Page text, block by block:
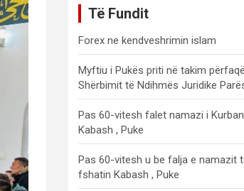
Të Fundit
Forex ne kendveshrimin islam
Myftiu i Pukës priti në takim
Shërbimit të Ndihmës Juridike
Pas 60-vitesh falet namazi i
Kabash , Puke
Pas 60-vitesh u be falja e namazit
fshatin Kabash , Puke